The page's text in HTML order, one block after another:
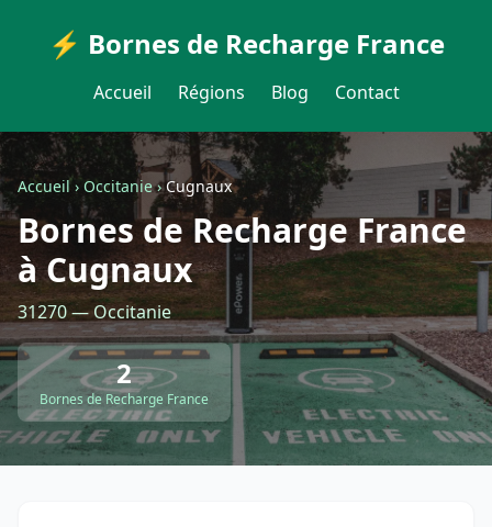
⚡ Bornes de Recharge France
Accueil Régions Blog Contact
Accueil›Occitanie›Cugnaux
Bornes de Recharge France
à Cugnaux
31270 — Occitanie
2
Bornes de Recharge France